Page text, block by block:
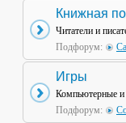
Книжная
Читатели и
Подфорум:
Игры
Компьютерные
Подфорум: